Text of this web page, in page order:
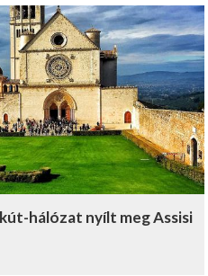
hálózat nyílt meg Assisi